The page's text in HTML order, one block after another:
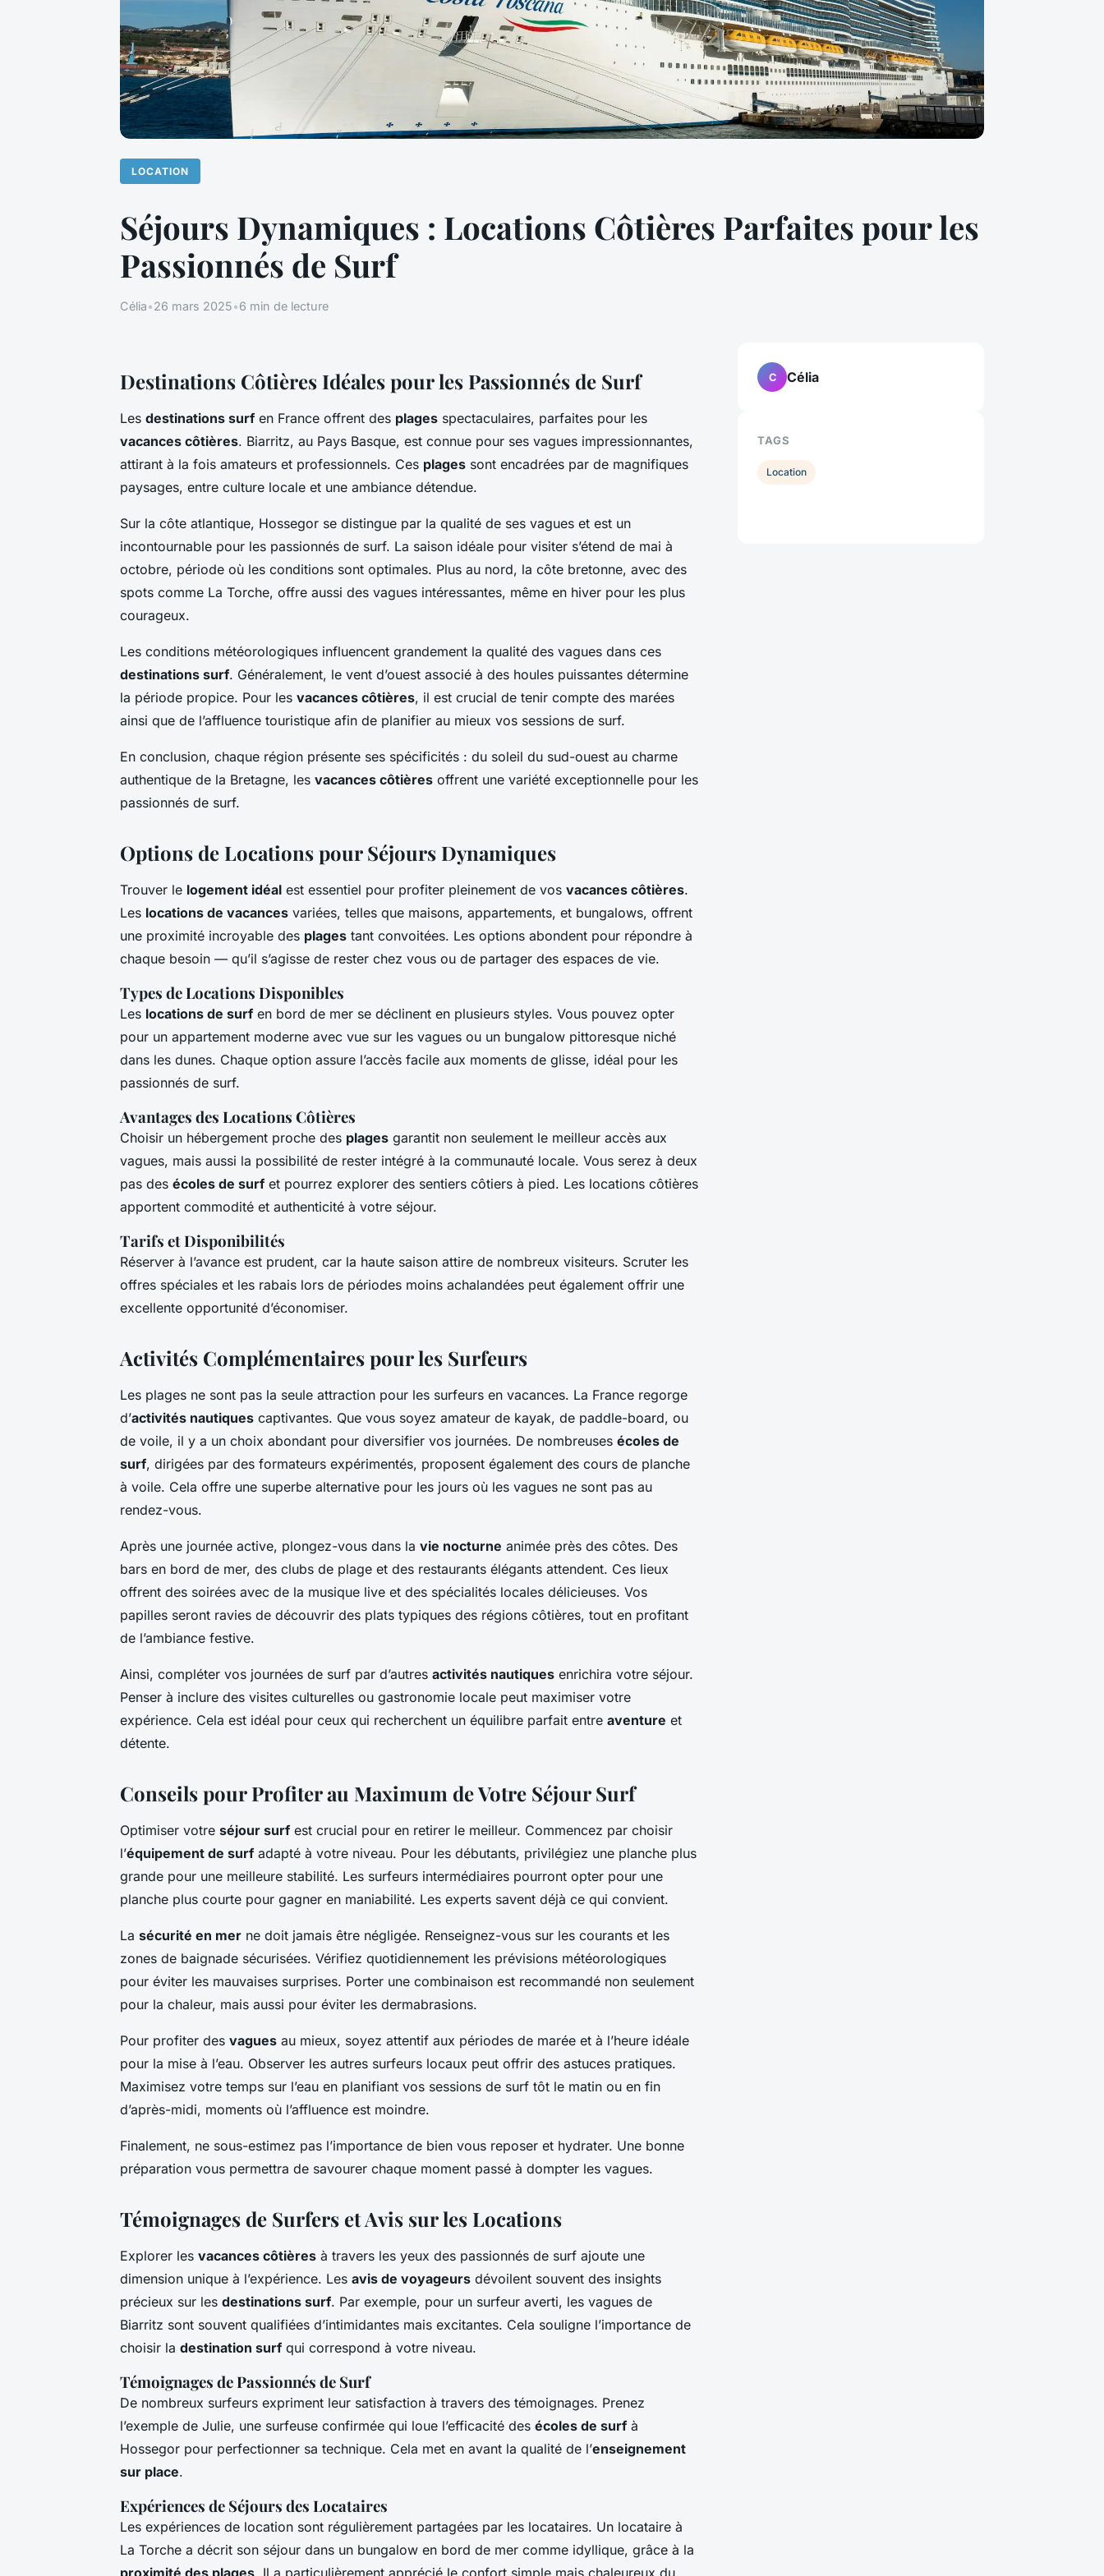
LOCATION
Séjours Dynamiques : Locations Côtières Parfaites pour les
Passionnés de Surf
Célia•26 mars 2025•6 min de lecture
Destinations Côtières Idéales pour les Passionnés de Surf
Les destinations surf en France offrent des plages spectaculaires, parfaites pour les
vacances côtières. Biarritz, au Pays Basque, est connue pour ses vagues impressionnantes,
attirant à la fois amateurs et professionnels. Ces plages sont encadrées par de magnifiques
paysages, entre culture locale et une ambiance détendue.
Sur la côte atlantique, Hossegor se distingue par la qualité de ses vagues et est un
incontournable pour les passionnés de surf. La saison idéale pour visiter s’étend de mai à
octobre, période où les conditions sont optimales. Plus au nord, la côte bretonne, avec des
spots comme La Torche, offre aussi des vagues intéressantes, même en hiver pour les plus
courageux.
Les conditions météorologiques influencent grandement la qualité des vagues dans ces
destinations surf. Généralement, le vent d’ouest associé à des houles puissantes détermine
la période propice. Pour les vacances côtières, il est crucial de tenir compte des marées
ainsi que de l’affluence touristique afin de planifier au mieux vos sessions de surf.
En conclusion, chaque région présente ses spécificités : du soleil du sud-ouest au charme
authentique de la Bretagne, les vacances côtières offrent une variété exceptionnelle pour les
passionnés de surf.
Options de Locations pour Séjours Dynamiques
Trouver le logement idéal est essentiel pour profiter pleinement de vos vacances côtières.
Les locations de vacances variées, telles que maisons, appartements, et bungalows, offrent
une proximité incroyable des plages tant convoitées. Les options abondent pour répondre à
chaque besoin — qu’il s’agisse de rester chez vous ou de partager des espaces de vie.
Types de Locations Disponibles
Les locations de surf en bord de mer se déclinent en plusieurs styles. Vous pouvez opter
pour un appartement moderne avec vue sur les vagues ou un bungalow pittoresque niché
dans les dunes. Chaque option assure l’accès facile aux moments de glisse, idéal pour les
passionnés de surf.
Avantages des Locations Côtières
Choisir un hébergement proche des plages garantit non seulement le meilleur accès aux
vagues, mais aussi la possibilité de rester intégré à la communauté locale. Vous serez à deux
pas des écoles de surf et pourrez explorer des sentiers côtiers à pied. Les locations côtières
apportent commodité et authenticité à votre séjour.
Tarifs et Disponibilités
Réserver à l’avance est prudent, car la haute saison attire de nombreux visiteurs. Scruter les
offres spéciales et les rabais lors de périodes moins achalandées peut également offrir une
excellente opportunité d’économiser.
Activités Complémentaires pour les Surfeurs
Les plages ne sont pas la seule attraction pour les surfeurs en vacances. La France regorge
d’activités nautiques captivantes. Que vous soyez amateur de kayak, de paddle-board, ou
de voile, il y a un choix abondant pour diversifier vos journées. De nombreuses écoles de
surf, dirigées par des formateurs expérimentés, proposent également des cours de planche
à voile. Cela offre une superbe alternative pour les jours où les vagues ne sont pas au
rendez-vous.
Après une journée active, plongez-vous dans la vie nocturne animée près des côtes. Des
bars en bord de mer, des clubs de plage et des restaurants élégants attendent. Ces lieux
offrent des soirées avec de la musique live et des spécialités locales délicieuses. Vos
papilles seront ravies de découvrir des plats typiques des régions côtières, tout en profitant
de l’ambiance festive.
Ainsi, compléter vos journées de surf par d’autres activités nautiques enrichira votre séjour.
Penser à inclure des visites culturelles ou gastronomie locale peut maximiser votre
expérience. Cela est idéal pour ceux qui recherchent un équilibre parfait entre aventure et
détente.
Conseils pour Profiter au Maximum de Votre Séjour Surf
Optimiser votre séjour surf est crucial pour en retirer le meilleur. Commencez par choisir
l’équipement de surf adapté à votre niveau. Pour les débutants, privilégiez une planche plus
grande pour une meilleure stabilité. Les surfeurs intermédiaires pourront opter pour une
planche plus courte pour gagner en maniabilité. Les experts savent déjà ce qui convient.
La sécurité en mer ne doit jamais être négligée. Renseignez-vous sur les courants et les
zones de baignade sécurisées. Vérifiez quotidiennement les prévisions météorologiques
pour éviter les mauvaises surprises. Porter une combinaison est recommandé non seulement
pour la chaleur, mais aussi pour éviter les dermabrasions.
Pour profiter des vagues au mieux, soyez attentif aux périodes de marée et à l’heure idéale
pour la mise à l’eau. Observer les autres surfeurs locaux peut offrir des astuces pratiques.
Maximisez votre temps sur l’eau en planifiant vos sessions de surf tôt le matin ou en fin
d’après-midi, moments où l’affluence est moindre.
Finalement, ne sous-estimez pas l’importance de bien vous reposer et hydrater. Une bonne
préparation vous permettra de savourer chaque moment passé à dompter les vagues.
Témoignages de Surfers et Avis sur les Locations
Explorer les vacances côtières à travers les yeux des passionnés de surf ajoute une
dimension unique à l’expérience. Les avis de voyageurs dévoilent souvent des insights
précieux sur les destinations surf. Par exemple, pour un surfeur averti, les vagues de
Biarritz sont souvent qualifiées d’intimidantes mais excitantes. Cela souligne l’importance de
choisir la destination surf qui correspond à votre niveau.
Témoignages de Passionnés de Surf
De nombreux surfeurs expriment leur satisfaction à travers des témoignages. Prenez
l’exemple de Julie, une surfeuse confirmée qui loue l’efficacité des écoles de surf à
Hossegor pour perfectionner sa technique. Cela met en avant la qualité de l’enseignement
sur place.
Expériences de Séjours des Locataires
Les expériences de location sont régulièrement partagées par les locataires. Un locataire à
La Torche a décrit son séjour dans un bungalow en bord de mer comme idyllique, grâce à la
C Célia
TAGS
Location